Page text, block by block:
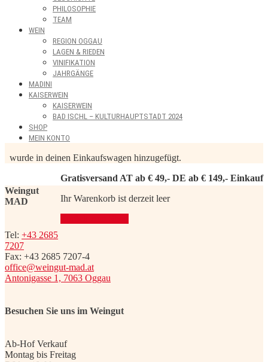
PHILOSOPHIE
TEAM
WEIN
REGION OGGAU
LAGEN & RIEDEN
VINIFIKATION
JAHRGÄNGE
MADINI
KAISERWEIN
KAISERWEIN
BAD ISCHL – KULTURHAUPTSTADT 2024
SHOP
MEIN KONTO
wurde in deinen Einkaufswagen hinzugefügt.
Gratisversand AT ab € 49,- DE ab € 149,- Einkauf
Ihr Warenkorb ist derzeit leer
Weingut
MAD
Tel: +43 2685
7207
Fax: +43 2685 7207-4
office@weingut-mad.at
Antonigasse 1, 7063 Oggau
Besuchen Sie uns im Weingut
Ab-Hof Verkauf
Montag bis Freitag